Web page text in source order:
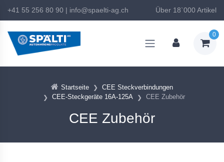
+41 55 256 80 90 | info@spaelti-ag.ch Über 18`000 Artikel
0
Startseite
CEE Steckverbindungen
CEE-Steckgeräte 16A-125A
CEE Zubehör
CEE Zubehör